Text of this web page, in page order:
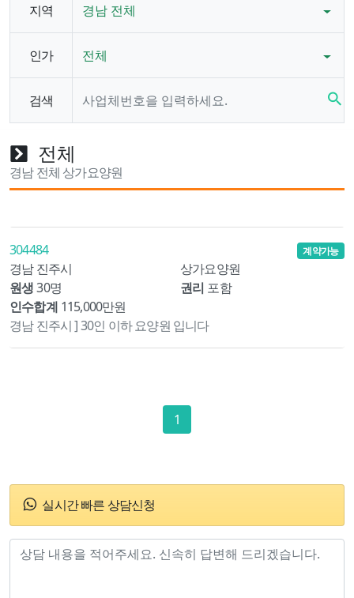
지역 경남 전체
인가 전체
검색 search
실시간 빠른 상담신청
전체
경남 전체 상가요양원
304484
경남 진주시
상가요양원
원생 30명 권리 포함
인수합계 115,000만원
계약가능
경남 진주시 ] 30인 이하 요양원 입니다
1